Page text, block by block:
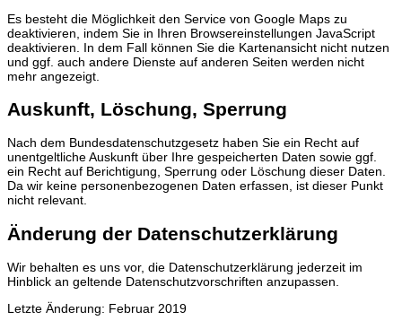
Es besteht die Möglichkeit den Service von Google Maps zu
deaktivieren, indem Sie in Ihren Browsereinstellungen JavaScript
deaktivieren. In dem Fall können Sie die Kartenansicht nicht nutzen
und ggf. auch andere Dienste auf anderen Seiten werden nicht
mehr angezeigt.
Auskunft, Löschung, Sperrung
Nach dem Bundesdatenschutzgesetz haben Sie ein Recht auf
unentgeltliche Auskunft über Ihre gespeicherten Daten sowie ggf.
ein Recht auf Berichtigung, Sperrung oder Löschung dieser Daten.
Da wir keine personenbezogenen Daten erfassen, ist dieser Punkt
nicht relevant.
Änderung der Datenschutzerklärung
Wir behalten es uns vor, die Datenschutzerklärung jederzeit im
Hinblick an geltende Datenschutzvorschriften anzupassen.
Letzte Änderung: Februar 2019